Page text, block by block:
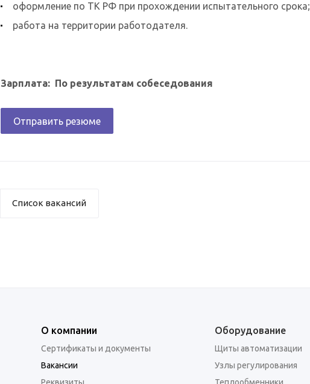
оформление по ТК РФ при прохождении испытательного срока;
работа на территории работодателя.
Зарплата: По результатам собеседования
Отправить резюме
Список вакансий
О компании
Сертификаты и документы
Вакансии
Оборудование
Щиты автоматизации
Узлы регулирования